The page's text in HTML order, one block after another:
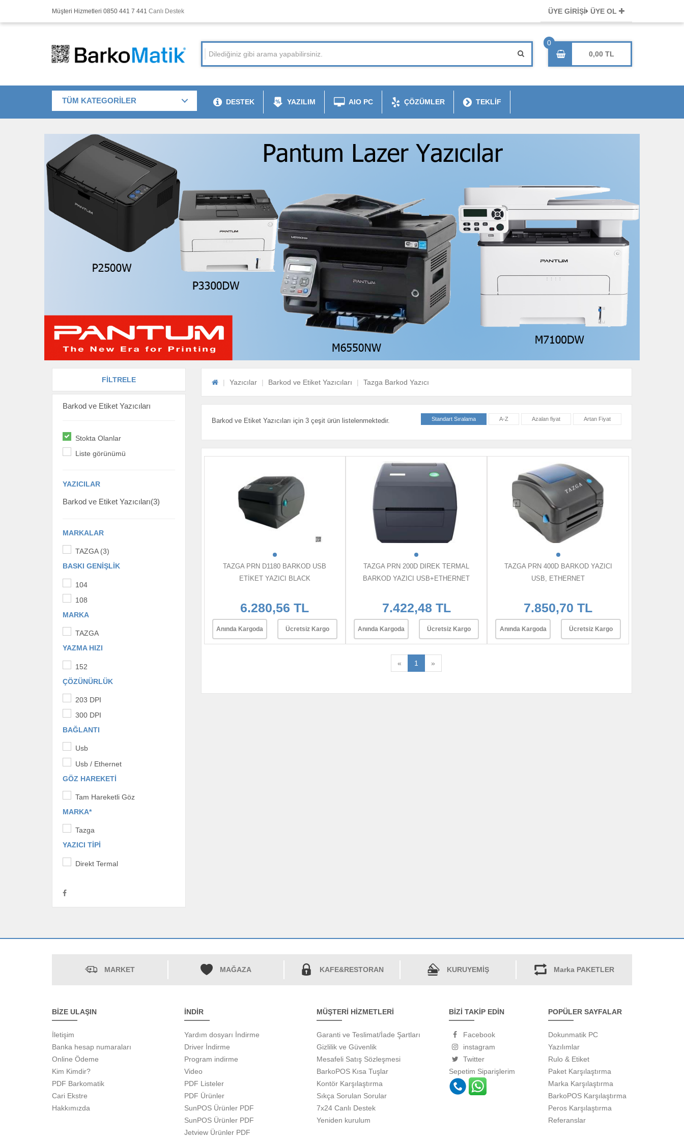
Müşteri Hizmetleri 0850 441 7 441 Canlı Destek ÜYE GİRİŞİ ÜYE OL
0,00
TÜM KATEGORİLER DESTEK YAZILIM AIO PC ÇÖZÜMLER TEKLİF
FİLTRELE
Barkod ve Etiket Yazıcıları
Stokta Olanlar
Liste görünümü
YAZICILAR
Barkod ve Etiket Yazıcıları(3)
MARKALAR
TAZGA (3)
BASKI GENIŞLIK
104
108
MARKA
TAZGA
YAZMA HIZI
152
ÇÖZÜNÜRLÜK
203 DPI
300 DPI
BAĞLANTI
Usb
Usb / Ethernet
GÖZ HAREKETI
Tam Hareketli Göz
MARKA*
Tazga
YAZICI TIPI
Direkt Termal
Yazıcılar Barkod ve Etiket Yazıcıları Tazga Barkod Yazıcı
Barkod ve Etiket Yazıcıları için 3 çeşit ürün listelenmektedir. Standart Sıralama A-Z Azalan fiyat Artan Fiyat
TAZGA PRN D1180 BARKOD USB
ETİKET YAZICI BLACK
6.280,56 TL
Anında Kargoda Ücretsiz Kargo
TAZGA PRN 200D DIREK TERMAL
BARKOD YAZICI USB+ETHERNET
7.422,48 TL
Anında Kargoda Ücretsiz Kargo
TAZGA PRN 400D BARKOD YAZICI
USB, ETHERNET
7.850,70 TL
Anında Kargoda Ücretsiz Kargo
« 1 »
MARKET MAĞAZA KAFE&RESTORAN KURUYEMİŞ Marka PAKETLER
BİZE ULAŞIN
İletişim
Banka hesap numaraları
Online Ödeme
Kim Kimdir?
PDF Barkomatik
Cari Ekstre
Hakkımızda
İNDİR
Yardım dosyarı İndirme
Driver İndirme
Program indirme
Video
PDF Listeler
PDF Ürünler
SunPOS Ürünler PDF
SunPOS Ürünler PDF
Jetview Ürünler PDF
MÜŞTERİ HİZMETLERİ
Garanti ve Teslimat/İade Şartları
Gizlilik ve Güvenlik
Mesafeli Satış Sözleşmesi
BarkoPOS Kısa Tuşlar
Kontör Karşılaştırma
Sıkça Sorulan Sorular
7x24 Canlı Destek
Yeniden kurulum
BİZİ TAKİP EDİN
Facebook
instagram
Twitter
Sepetim Siparişlerim
POPÜLER SAYFALAR
Dokunmatik PC
Yazılımlar
Rulo & Etiket
Paket Karşılaştırma
Marka Karşılaştırma
BarkoPOS Karşılaştırma
Peros Karşılaştırma
Referanslar